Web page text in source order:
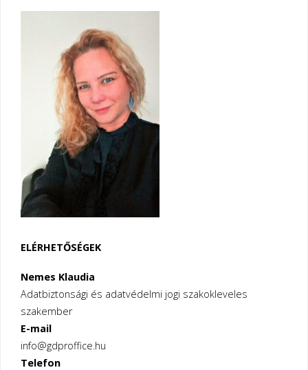
–
és
a
kivételek
ez
alól"
ELÉRHETŐSÉGEK
Nemes Klaudia
Adatbiztonsági és adatvédelmi jogi szakokleveles
szakember
E-mail
info@gdproffice.hu
Telefon